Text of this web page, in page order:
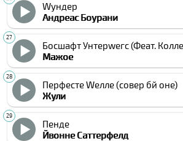
Wундер
Андреас Боурани
Босшафт Унтерwегс (Феат.
Мажое
Перфеcте Wелле (cовер бй оне)
Жули
Пенде
Йвонне Cаттерфелд